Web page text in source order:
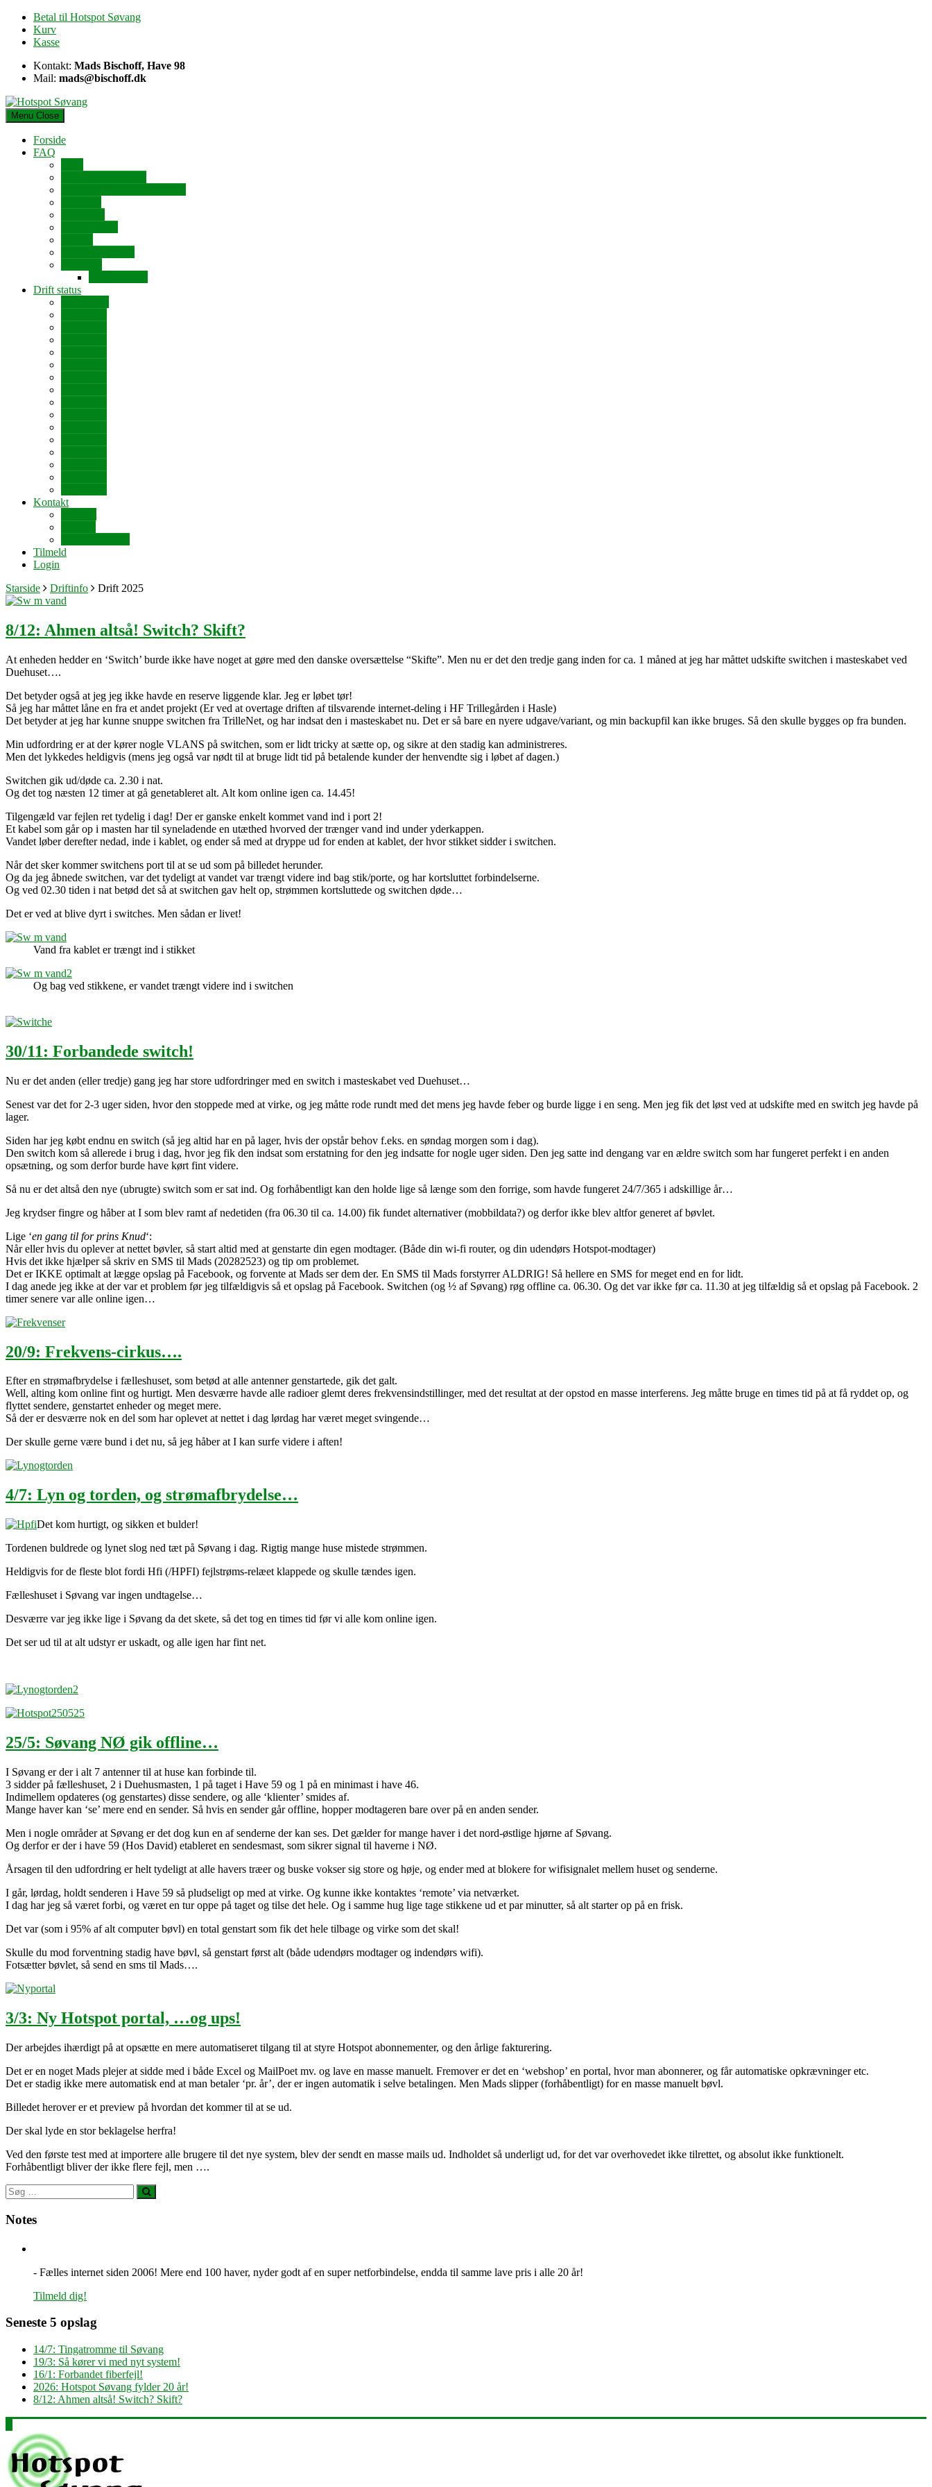
Skip
content
Betal til Hotspot Søvang
Kurv
Kasse
Kontakt: Mads Bischoff, Have 98
Mail: mads@bischoff.dk
Menu Close
Forside
FAQ
Drift status
Kontakt
Tilmeld
Login
Starside
Driftinfo Drift 2025
8/12: Ahmen altså! Switch? Skift?
At enheden hedder en ‘Switch’ burde ikke have noget at gøre med den danske oversættelse “Skifte”. Men nu er det den tredje gang inden for ca. 1 måned at jeg har måttet udskifte switchen i masteskabet ved
Duehuset….
Det betyder også at jeg jeg ikke havde en reserve liggende klar. Jeg er løbet tør!
Så jeg har måttet låne en fra et andet projekt (Er ved at overtage driften af tilsvarende internet-deling i HF Trillegården i Hasle)
Det betyder at jeg har kunne snuppe switchen fra TrilleNet, og har indsat den i masteskabet nu. Det er så bare en nyere udgave/variant, og min backupfil kan ikke bruges. Så den skulle bygges op fra bunden.
Min udfordring er at der kører nogle VLANS på switchen, som er lidt tricky at sætte op, og sikre at den stadig kan administreres.
Men det lykkedes heldigvis (mens jeg også var nødt til at bruge lidt tid på betalende kunder der henvendte sig i løbet af dagen.)
Switchen gik ud/døde ca. 2.30 i nat.
Og det tog næsten 12 timer at gå genetableret alt. Alt kom online igen ca. 14.45!
Tilgengæld var fejlen ret tydelig i dag! Der er ganske enkelt kommet vand ind i port 2!
Et kabel som går op i masten har til syneladende en utæthed hvorved der trænger vand ind under yderkappen.
Vandet løber derefter nedad, inde i kablet, og ender så med at dryppe ud for enden at kablet, der hvor stikket sidder i switchen.
Når det sker kommer switchens port til at se ud som på billedet herunder.
Og da jeg åbnede switchen, var det tydeligt at vandet var trængt videre ind bag stik/porte, og har kortsluttet forbindelserne.
Og ved 02.30 tiden i nat betød det så at switchen gav helt op, strømmen kortsluttede og switchen døde…
Det er ved at blive dyrt i switches. Men sådan er livet!
Vand fra kablet er trængt ind i stikket
Og bag ved stikkene, er vandet trængt videre ind i switchen
30/11: Forbandede switch!
Nu er det anden (eller tredje) gang jeg har store udfordringer med en switch i masteskabet ved Duehuset…
Senest var det for 2-3 uger siden, hvor den stoppede med at virke, og jeg måtte rode rundt med det mens jeg havde feber og burde ligge i en seng. Men jeg fik det løst ved at udskifte med en switch jeg havde på
lager.
Siden har jeg købt endnu en switch (så jeg altid har en på lager, hvis der opstår behov f.eks. en søndag morgen som i dag).
Den switch kom så allerede i brug i dag, hvor jeg fik den indsat som erstatning for den jeg indsatte for nogle uger siden. Den jeg satte ind dengang var en ældre switch som har fungeret perfekt i en anden
opsætning, og som derfor burde have kørt fint videre.
Så nu er det altså den nye (ubrugte) switch som er sat ind. Og forhåbentligt kan den holde lige så længe som den forrige, som havde fungeret 24/7/365 i adskillige år…
Jeg krydser fingre og håber at I som blev ramt af nedetiden (fra 06.30 til ca. 14.00) fik fundet alternativer (mobbildata?) og derfor ikke blev altfor generet af bøvlet.
Lige ‘en gang til for prins Knud‘:
Når eller hvis du oplever at nettet bøvler, så start altid med at genstarte din egen modtager. (Både din wi-fi router, og din udendørs Hotspot-modtager)
Hvis det ikke hjælper så skriv en SMS til Mads (20282523) og tip om problemet.
Det er IKKE optimalt at lægge opslag på Facebook, og forvente at Mads ser dem der. En SMS til Mads forstyrrer ALDRIG! Så hellere en SMS for meget end en for lidt.
I dag anede jeg ikke at der var et problem før jeg tilfældigvis så et opslag på Facebook. Switchen (og ½ af Søvang) røg offline ca. 06.30. Og det var ikke før ca. 11.30 at jeg tilfældig så et opslag på Facebook. 2
timer senere var alle online igen…
20/9: Frekvens-cirkus….
Efter en strømafbrydelse i fælleshuset, som betød at alle antenner genstartede, gik det galt.
Well, alting kom online fint og hurtigt. Men desværre havde alle radioer glemt deres frekvensindstillinger, med det resultat at der opstod en masse interferens. Jeg måtte bruge en times tid på at få ryddet op, og
flyttet sendere, genstartet enheder og meget mere.
Så der er desværre nok en del som har oplevet at nettet i dag lørdag har været meget svingende…
Der skulle gerne være bund i det nu, så jeg håber at I kan surfe videre i aften!
4/7: Lyn og torden, og strømafbrydelse…
Det kom hurtigt, og sikken et bulder!
Tordenen buldrede og lynet slog ned tæt på Søvang i dag. Rigtig mange huse mistede strømmen.
Heldigvis for de fleste blot fordi Hfi (/HPFI) fejlstrøms-relæet klappede og skulle tændes igen.
Fælleshuset i Søvang var ingen undtagelse…
Desværre var jeg ikke lige i Søvang da det skete, så det tog en times tid før vi alle kom online igen.
Det ser ud til at alt udstyr er uskadt, og alle igen har fint net.
25/5: Søvang NØ gik offline…
I Søvang er der i alt 7 antenner til at huse kan forbinde til.
3 sidder på fælleshuset, 2 i Duehusmasten, 1 på taget i Have 59 og 1 på en minimast i have 46.
Indimellem opdateres (og genstartes) disse sendere, og alle ‘klienter’ smides af.
Mange haver kan ‘se’ mere end en sender. Så hvis en sender går offline, hopper modtageren bare over på en anden sender.
Men i nogle områder at Søvang er det dog kun en af senderne der kan ses. Det gælder for mange haver i det nord-østlige hjørne af Søvang.
Og derfor er der i have 59 (Hos David) etableret en sendesmast, som sikrer signal til haverne i NØ.
Årsagen til den udfordring er helt tydeligt at alle havers træer og buske vokser sig store og høje, og ender med at blokere for wifisignalet mellem huset og senderne.
I går, lørdag, holdt senderen i Have 59 så pludseligt op med at virke. Og kunne ikke kontaktes ‘remote’ via netværket.
I dag har jeg så været forbi, og været en tur oppe på taget og tilse det hele. Og i samme hug lige tage stikkene ud et par minutter, så alt starter op på en frisk.
Det var (som i 95% af alt computer bøvl) en total genstart som fik det hele tilbage og virke som det skal!
Skulle du mod forventning stadig have bøvl, så genstart først alt (både udendørs modtager og indendørs wifi).
Fotsætter bøvlet, så send en sms til Mads….
3/3: Ny Hotspot portal, …og ups!
Der arbejdes ihærdigt på at opsætte en mere automatiseret tilgang til at styre Hotspot abonnementer, og den årlige fakturering.
Det er en noget Mads plejer at sidde med i både Excel og MailPoet mv. og lave en masse manuelt. Fremover er det en ‘webshop’ en portal, hvor man abonnerer, og får automatiske opkrævninger etc.
Det er stadig ikke mere automatisk end at man betaler ‘pr. år’, der er ingen automatik i selve betalingen. Men Mads slipper (forhåbentligt) for en masse manuelt bøvl.
Billedet herover er et preview på hvordan det kommer til at se ud.
Der skal lyde en stor beklagelse herfra!
Ved den første test med at importere alle brugere til det nye system, blev der sendt en masse mails ud. Indholdet så underligt ud, for det var overhovedet ikke tilrettet, og absolut ikke funktionelt.
Forhåbentligt bliver der ikke flere fejl, men ….
Notes
- Fælles internet siden 2006! Mere end 100 haver, nyder godt af en super netforbindelse, endda til samme lave pris i alle 20 år!
Tilmeld dig!
Seneste 5 opslag
14/7: Tingatromme til Søvang
19/3: Så kører vi med nyt system!
16/1: Forbandet fiberfejl!
2026: Hotspot Søvang fylder 20 år!
8/12: Ahmen altså! Switch? Skift?